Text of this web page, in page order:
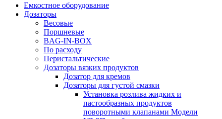
Емкостное оборудование
Дозаторы
Весовые
Поршневые
BAG-IN-BOX
По расходу
Перистальтические
Дозаторы вязких продуктов
Дозатор для кремов
Дозаторы для густой смазки
Установка розлива жидких и
пастообразных продуктов
поворотными клапанами Модели